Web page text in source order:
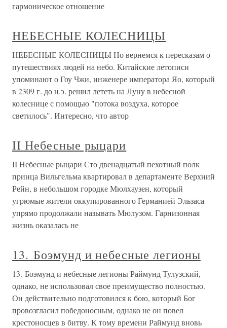
гармоническое отношение
НЕБЕСНЫЕ КОЛЕСНИЦЫ
НЕБЕСНЫЕ КОЛЕСНИЦЫ Но вернемся к пересказам о
путешествиях людей на небо. Китайские летописи
упоминают о Гоу Чжи, инженере императора Яо, который
в 2309 г. до н.э. решил лететь на Луну в небесной
колеснице с помощью "потока воздуха, которое
светилось". Интересно, что автор
II Небесные рыцари
II Небесные рыцари Сто двенадцатый пехотный полк
принца Вильгельма квартировал в департаменте Верхний
Рейн, в небольшом городке Мюлхаузен, который
угрюмые жители оккупированного Германией Эльзаса
упрямо продолжали называть Мюлузом. Гарнизонная
жизнь оказалась не
13. Боэмунд и небесные легионы
13. Боэмунд и небесные легионы Раймунд Тулузский,
однако, не использовал свое преимущество полностью.
Он действительно подготовился к бою, который Бог
провозгласил победоносным, однако не он повел
крестоносцев в битву. К тому времени Раймунд вновь